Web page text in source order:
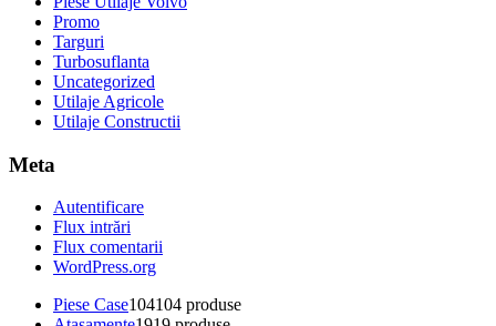
Promo
Targuri
Turbosuflanta
Uncategorized
Utilaje Agricole
Utilaje Constructii
Meta
Autentificare
Flux intrări
Flux comentarii
WordPress.org
Piese Case104104 produse